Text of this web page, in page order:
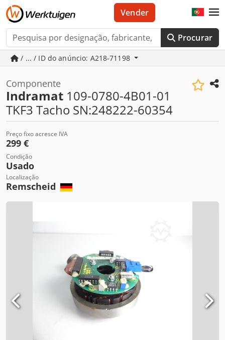
Procurar
Vender
/ ... / ID do anúncio: A218-71198
Componente
Indramat 109-0780-4B01-01
TKF3 Tacho SN:248222-60354
Preço fixo acresce IVA
299 €
Condição
Usado
Localização
Remscheid